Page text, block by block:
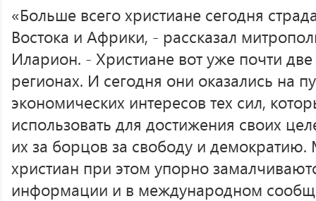
«Больше всего христиане сегодня
Востока и Африки, - рассказал
Иларион. - Христиане вот уже почти две
регионах. И сегодня они оказались на
экономических интересов тех сил,
использовать для достижения своих
их за борцов за свободу и
христиан при этом упорно
информации и в международном